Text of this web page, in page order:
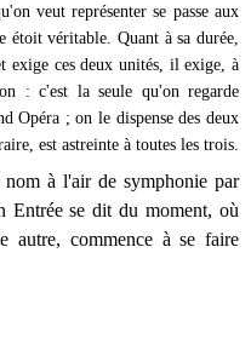
veut représenter se passe aux
étoit véritable. Quant à sa durée,
exige ces deux unités, il exige, à
: c'est la seule qu'on regarde
Opéra ; on le dispense des deux
est astreinte à toutes les trois.
à l'air de symphonie par
Entrée se dit du moment, où
autre, commence à se faire